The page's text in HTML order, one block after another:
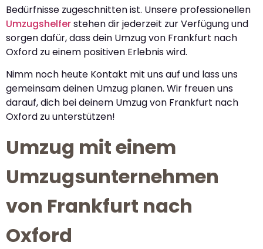
Bedürfnisse zugeschnitten ist. Unsere professionellen
Umzugshelferstehen dir jederzeit zur Verfügung und
sorgen dafür, dass dein Umzug von Frankfurt nach
Oxford zu einem positiven Erlebnis wird.
Nimm noch heute Kontakt mit uns auf und lass uns
gemeinsam deinen Umzug planen. Wir freuen uns
darauf, dich bei deinem Umzug von Frankfurt nach
Oxford zu unterstützen!
Umzug mit einem
Umzugsunternehmen
von Frankfurt nach
Oxford